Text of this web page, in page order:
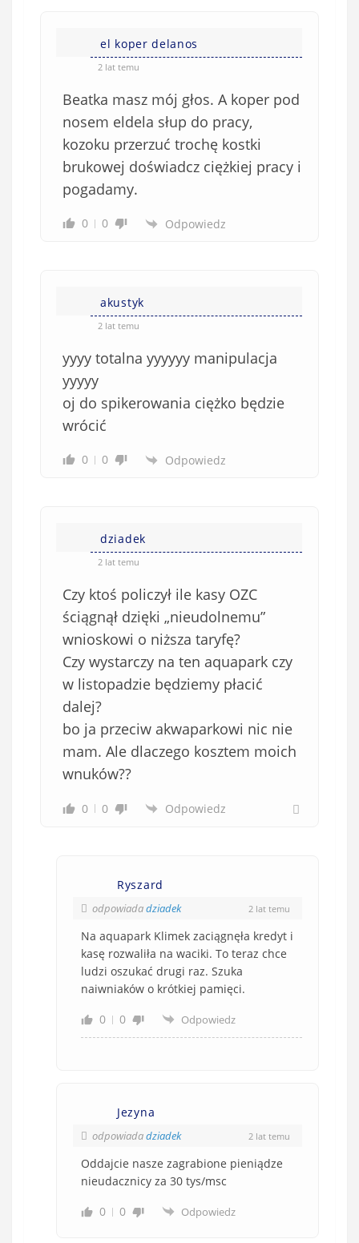
el koper delanos
2 lat temu
Beatka masz mój głos. A koper pod
nosem eldela słup do pracy,
kozoku przerzuć trochę kostki
brukowej doświadcz ciężkiej pracy i
pogadamy.
0 0 Odpowiedz
akustyk
2 lat temu
yyyy totalna yyyyyy manipulacja
yyyyy
oj do spikerowania ciężko będzie
wrócić
0 0 Odpowiedz
dziadek
2 lat temu
Czy ktoś policzył ile kasy OZC
ściągnął dzięki „nieudolnemu”
wnioskowi o niższa taryfę?
Czy wystarczy na ten aquapark czy
w listopadzie będziemy płacić
dalej?
bo ja przeciw akwaparkowi nic nie
mam. Ale dlaczego kosztem moich
wnuków??
0 0 Odpowiedz
Ryszard
odpowiadadziadek 2 lat temu
Na aquapark Klimek zaciągnęła kredyt i
kasę rozwaliła na waciki. To teraz chce
ludzi oszukać drugi raz. Szuka
naiwniaków o krótkiej pamięci.
0
0 Odpowiedz
Jezyna
odpowiadadziadek 2 lat temu
Oddajcie nasze zagrabione pieniądze
nieudacznicy za 30 tys/msc
0
0 Odpowiedz